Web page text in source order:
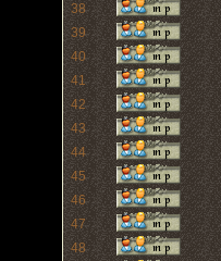
38
39
40
41
42
43
44
45
46
47
48